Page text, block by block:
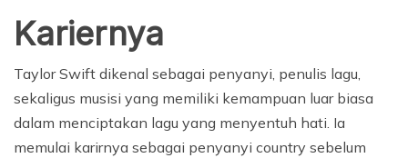
Kariernya
Taylor Swift dikenal sebagai penyanyi, penulis lagu,
sekaligus musisi yang memiliki kemampuan luar biasa
dalam menciptakan lagu yang menyentuh hati. Ia
memulai karirnya sebagai penyanyi country sebelum